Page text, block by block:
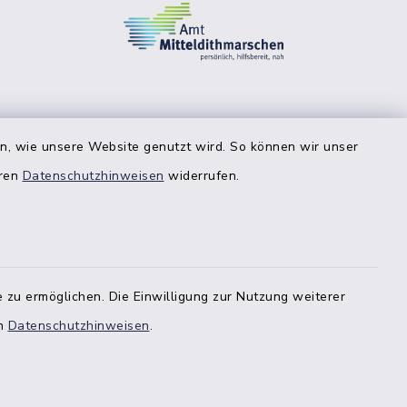
wie unsere Website genutzt wird. So können wir unser
Datenschutzhinweisen widerrufen.
ermöglichen. Die Einwilligung zur Nutzung weiterer
Datenschutzhinweisen.